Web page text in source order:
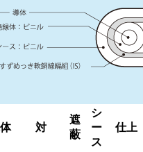
対
遮
蔽
シ
ー
ス
仕上